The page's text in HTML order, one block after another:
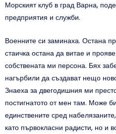
Морският клуб в град Варна,
предприятия и служби.
Военните си заминаха. Остана
стаичка остана да витае и
собствената ми персона. Бях
нагърбили да създават нещо
Знаеха за двегодишния ми
постигнатото от мен там. Може
единствените сред
като първокласни радисти, но и